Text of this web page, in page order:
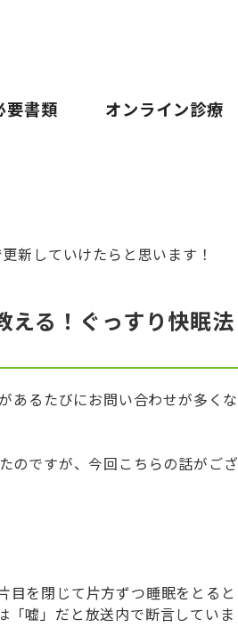
要書類 オンライン診療
新していけたらと思います！
る！ぐっすり快眠法
あるたびにお問い合わせが多くな
のですが、今回こちらの話がござ
目を閉じて片方ずつ睡眠をとると
「嘘」だと放送内で断言していま